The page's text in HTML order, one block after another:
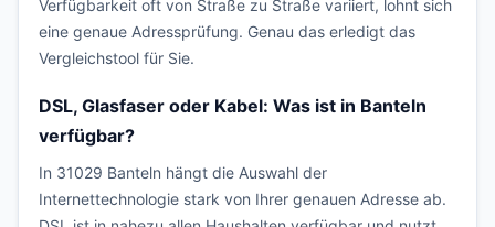
Verfügbarkeit oft von Straße zu Straße variiert, lohnt sich
eine genaue Adressprüfung. Genau das erledigt das
Vergleichstool für Sie.
DSL, Glasfaser oder Kabel: Was ist in Banteln
verfügbar?
In 31029 Banteln hängt die Auswahl der
Internettechnologie stark von Ihrer genauen Adresse ab.